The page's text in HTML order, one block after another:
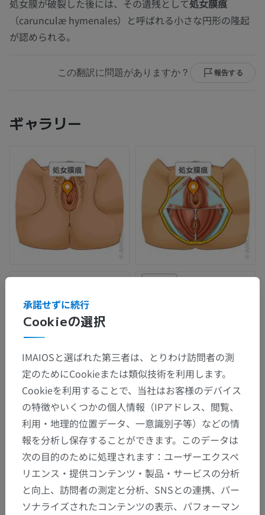
処女膜が破裂した後には、その遺残として処女膜痕
（carunculæ hymenales）と呼ばれる小さな円形の隆起
が認められる。
この翻訳に問題がありますか？ 報告する
ギャラリー
解剖学的階層
人体解剖学2
人体解剖学1
Cookieの選択
承諾せずに続行
IMAIOSと選ばれた第三者は、とりわけ訪問者の測
定のためにCookieまたは類似技術を利用します。
Cookieを利用することで、当社はお客様のデバイス
の特徴やいくつかの個人情報（IPアドレス、閲覧、
利用・地理的位置データ、一意識別子等）などの情
報を分析し保存することができます。このデータは
次の目的のために処理されます：ユーザーエクスペ
リエンス・提供コンテンツ・製品・サービスの分析
と向上、訪問者の測定と分析、SNSとの連携、パー
ソナライズされたコンテンツの表示、パフォーマン